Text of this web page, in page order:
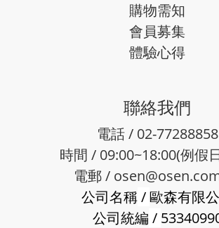
購物需知
會員募集
體驗心得
聯絡我們
電話 / 02-77288858
時間 / 09:00~18:00(例假
電郵 /
公司名稱/歐森有限
公司統編 /